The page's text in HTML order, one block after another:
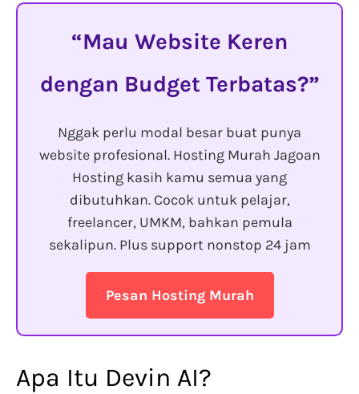
Mau Website Keren
dengan Budget Terbatas?
Nggak perlu modal besar buat punya
website profesional. Hosting Murah Jagoan
Hosting kasih kamu semua yang
dibutuhkan. Cocok untuk pelajar,
freelancer, UMKM, bahkan pemula
sekalipun. Plus support nonstop 24 jam
Pesan Hosting Murah
Apa Itu Devin AI?